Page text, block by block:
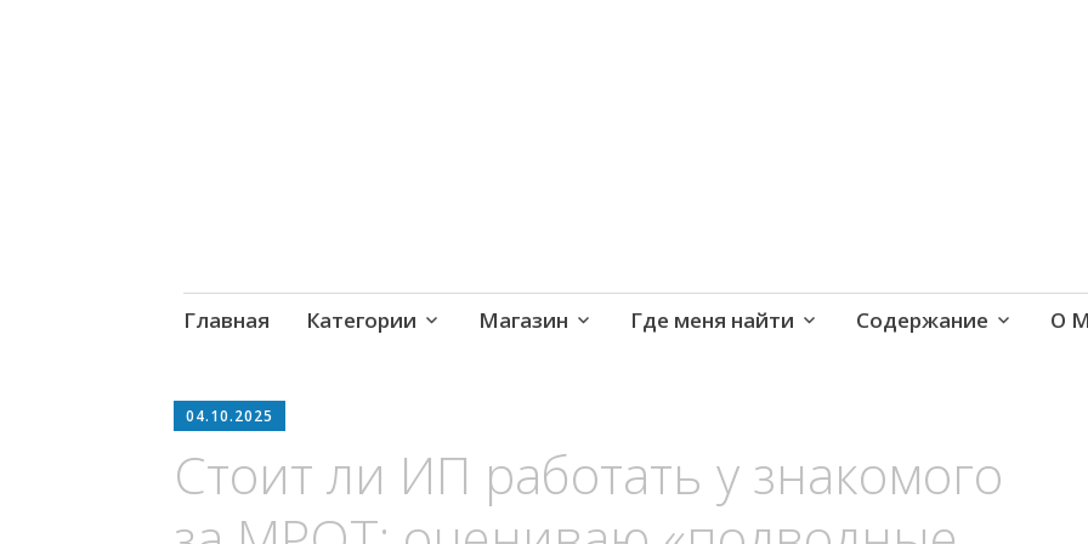
Skip
Главная Категории Магазин Где меня найти Содержание О
04.10.2025
Стоит ли ИП работать у знакомого